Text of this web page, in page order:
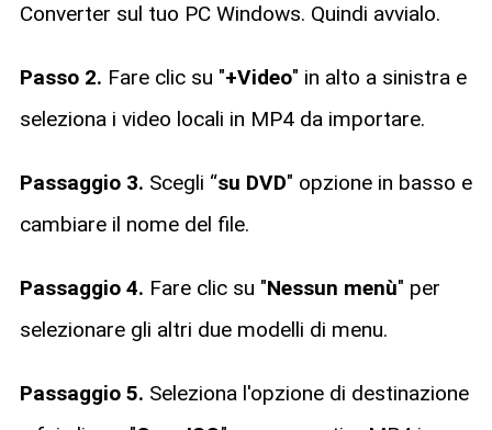
Converter sul tuo PC Windows. Quindi avvialo.
Passo 2. Fare clic su "+Video" in alto a sinistra e
seleziona i video locali in MP4 da importare.
Passaggio 3. Scegli “su DVD" opzione in basso e
cambiare il nome del file.
Passaggio 4. Fare clic su "Nessun menù" per
selezionare gli altri due modelli di menu.
Passaggio 5. Seleziona l'opzione di destinazione